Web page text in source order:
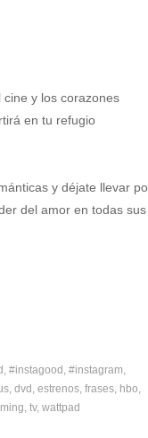
y los corazones
en tu refugio
y déjate llevar
del amor en todas sus
#instagood #instagram
dvd estrenos frases hbo
tv wattpad